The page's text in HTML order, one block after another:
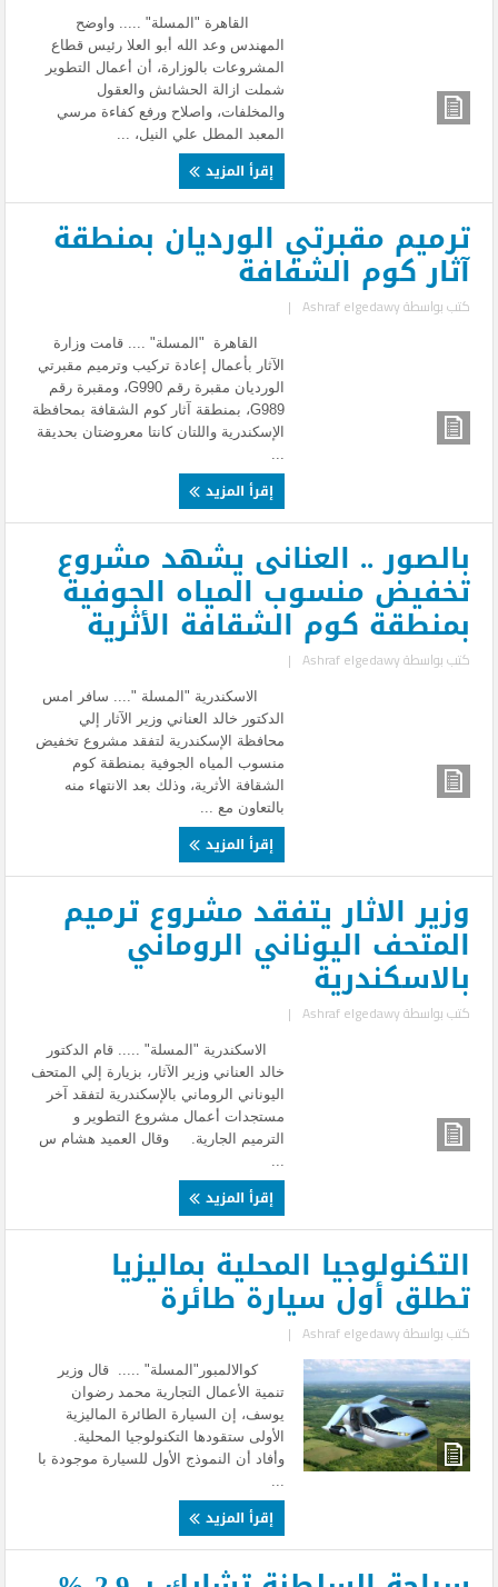
القاهرة "المسلة" ..... واوضح
المهندس وعد الله أبو العلا رئيس قطاع
المشروعات بالوزارة، أن أعمال التطوير
شملت ازالة الحشائش والعقول
والمخلفات، واصلاح ورفع كفاءة مرسي
المعبد المطل علي النيل، ...
إقرأ المزيد
ترميم مقبرتي الورديان بمنطقة
آثار كوم الشفافة
كتب بواسطةAshraf elgedawy
|
القاهرة "المسلة" .... قامت وزارة
الآثار بأعمال إعادة تركيب وترميم مقبرتي
الورديان مقبرة رقم G990، ومقبرة رقم
G989، بمنطقة آثار كوم الشقافة بمحافظة
الإسكندرية واللتان كانتا معروضتان بحديقة
إقرأ المزيد
بالصور .. العنانى يشهد مشروع
تخفيض منسوب المياه الجوفية
بمنطقة كوم الشقافة الأثرية
كتب بواسطةAshraf elgedawy
|
الاسكندرية "المسلة ".... سافر امس
الدكتور خالد العناني وزير الآثار إلي
محافظة الإسكندرية لتفقد مشروع تخفيض
منسوب المياه الجوفية بمنطقة كوم
الشقافة الأثرية، وذلك بعد الانتهاء منه
بالتعاون مع ...
إقرأ المزيد
وزير الاثار يتفقد مشروع ترميم
المتحف اليوناني الروماني
بالاسكندرية
كتب بواسطةAshraf elgedawy
|
الاسكندرية "المسلة" ..... قام الدكتور
خالد العناني وزير الآثار، بزيارة إلي المتحف
اليوناني الروماني بالإسكندرية لتفقد آخر
مستجدات أعمال مشروع التطوير و
الترميم الجارية. وقال العميد هشام س
إقرأ المزيد
التكنولوجيا المحلية بماليزيا
تطلق أول سيارة طائرة
كتب بواسطةAshraf elgedawy
|
كوالالمبور"المسلة" ..... قال وزير
تنمية الأعمال التجارية محمد رضوان
يوسف، إن السيارة الطائرة الماليزية
الأولى ستقودها التكنولوجيا المحلية.
وأفاد أن النموذج الأول للسيارة موجودة با
إقرأ المزيد